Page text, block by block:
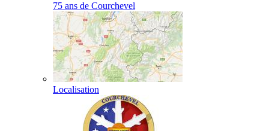
75 ans de Courchevel
Localisation